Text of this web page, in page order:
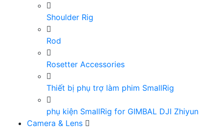
Shoulder Rig
Rod
Rosetter Accessories
Thiết bị phụ trợ làm phim SmallRig
phụ kiện SmallRig for GIMBAL DJI Zhiyun
Camera & Lens